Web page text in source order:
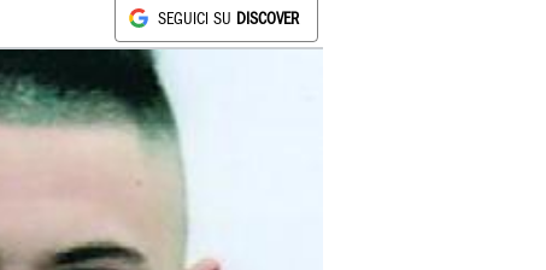
SEGUICI SU DISCOVER